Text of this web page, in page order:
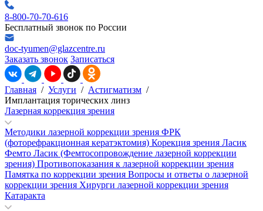
8-800-70-70-616
Бесплатный звонок по России
doc-tyumen@glazcentre.ru
Заказать звонок Записаться
Главная / Услуги / Астигматизм /
Имплантация торических линз
Лазерная коррекция зрения
Методики лазерной коррекции зрения ФРК
(фоторефракционная кератэктомия) Корекция зрения Ласик
Фемто Ласик (Фемтосопровождение лазерной коррекции
зрения) Противопоказания к лазерной коррекции зрения
Памятка по коррекции зрения Вопросы и ответы о лазерной
коррекции зрения Хирурги лазерной коррекции зрения
Катаракта